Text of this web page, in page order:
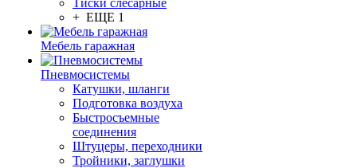
Тиски слесарные
+ ЕЩЕ 1
Мебель гаражная
Пневмосистемы
Катушки, шланги
Подготовка воздуха
Быстросъемные
соединения
Штуцеры, переходники
Тройники, заглушки